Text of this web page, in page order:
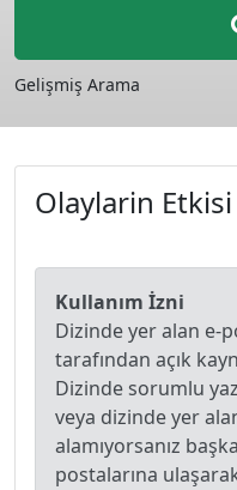
Gelişmiş Arama
Olaylarin
Kullanım İzni
Dizinde yer alan e-
tarafından açık
Dizinde sorumlu
veya dizinde yer
alamıyorsanız
postalarına